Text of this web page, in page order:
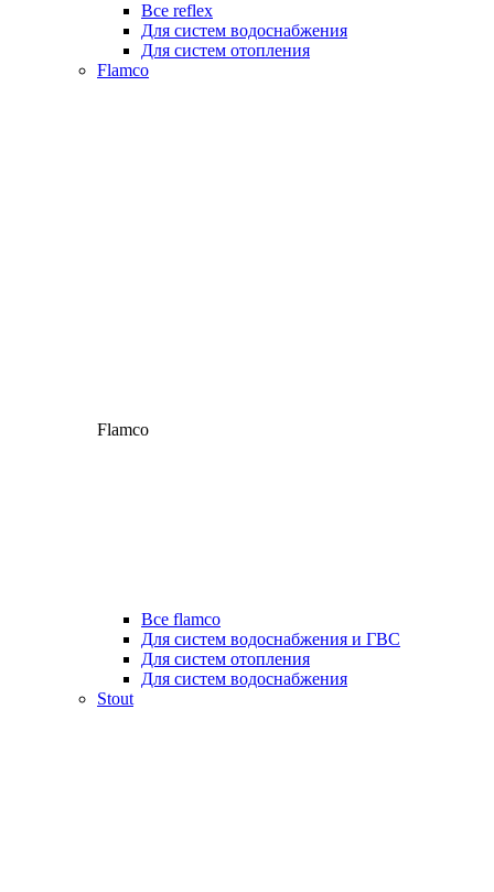
Все reflex
Для систем водоснабжения
Для систем отопления
Flamco
Flamco
Все flamco
Для систем водоснабжения и ГВС
Для систем отопления
Для систем водоснабжения
Stout